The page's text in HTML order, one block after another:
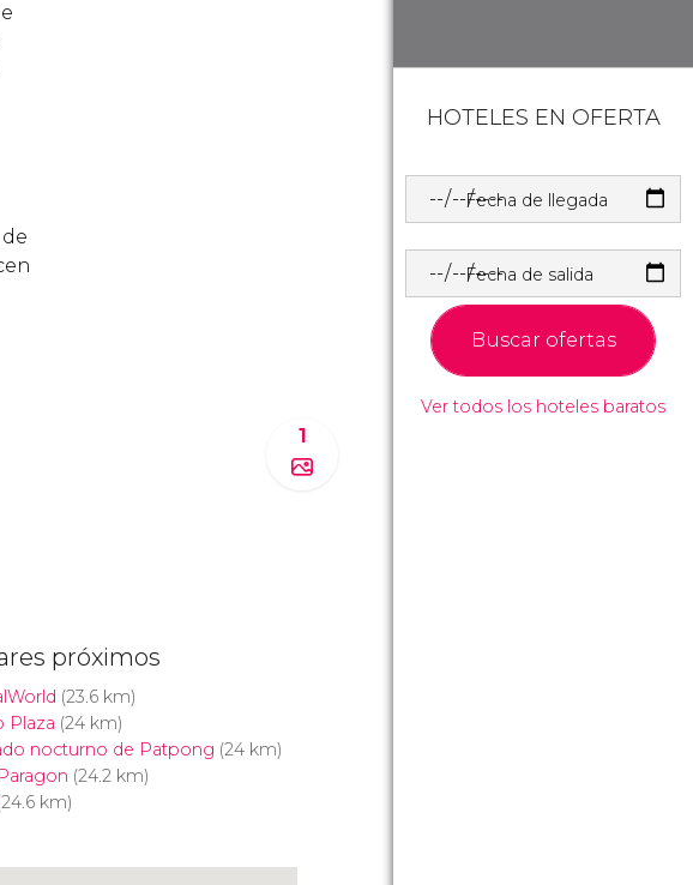
1
próximos
(23.6 km)
Plaza (24 km)
nocturno de Patpong (24 km)
(24.2 km)
km)
HOTELES EN OFERTA
Fecha de llegada
Fecha de salida
Buscar ofertas
Ver todos los hoteles baratos